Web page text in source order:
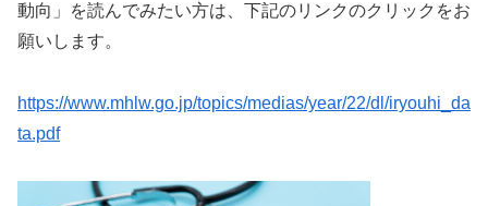
動向」を読んでみたい方は、下記のリンクのクリックをお
願いします。
https://www.mhlw.go.jp/topics/medias/year/22/dl/iryouhi_da
ta.pdf